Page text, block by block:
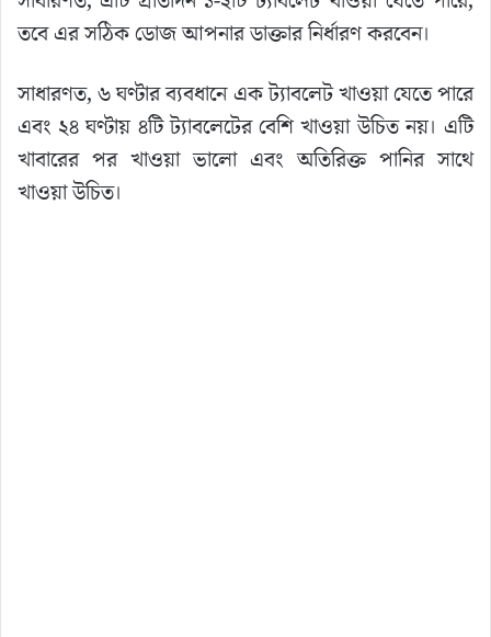
তবে এর সঠিক ডোজ আপনার ডাক্তার নির্ধারণ করবেন।
সাধারণত, ৬ ঘণ্টার ব্যবধানে এক ট্যাবলেট খাওয়া যেতে পারে
এবং ২৪ ঘণ্টায় ৪টি ট্যাবলেটের বেশি খাওয়া উচিত নয়। এটি
খাবারের পর খাওয়া ভালো এবং অতিরিক্ত পানির সাথে
খাওয়া উচিত।